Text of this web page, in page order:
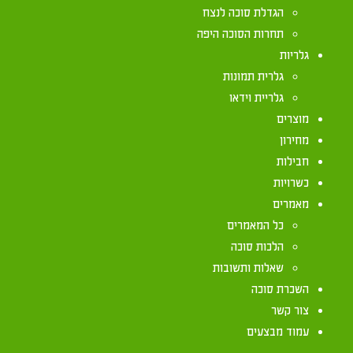
הגדלת סוכה לנצח
תחרות הסוכה היפה
גלריות
גלרית תמונות
גלריית וידאו
מוצרים
מחירון
חבילות
כשרויות
מאמרים
כל המאמרים
הלכות סוכה
שאלות ותשובות
השכרת סוכה
צור קשר
עמוד מבצעים